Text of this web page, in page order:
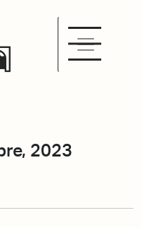
2023